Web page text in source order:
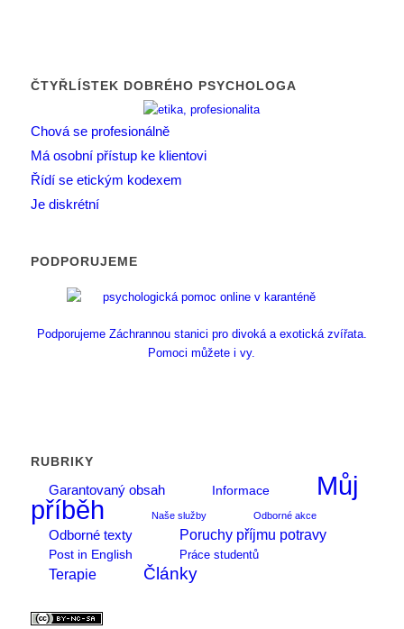
ČTYŘLÍSTEK DOBRÉHO PSYCHOLOGA
Chová se profesionálně
Má osobní přístup ke klientovi
Řídí se etickým kodexem
Je diskrétní
PODPORUJEME
Podporujeme Záchrannou stanici pro divoká a exotická zvířata.
Pomoci můžete i vy.
RUBRIKY
Garantovaný obsah
Informace
Můj
příběh
Naše služby Odborné akce
Odborné texty Poruchy příjmu potravy
Post in English Práce studentů
Terapie Články